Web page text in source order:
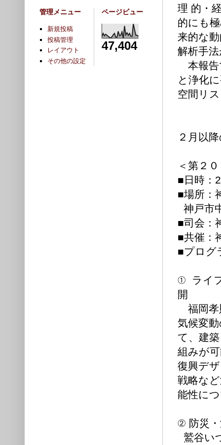
理 的・
的にも
来的な
解析手
本報告
と浄化
空間リ
２月以
＜第２
■日時：
■場所：
神戸市
■司会：
■共催：
■プログ
① ライ
開
福岡孝
気候変
て、建
組みが
復興デ
戦略な
能性に
② 防災
鷲谷い
管理メニュー
新規投稿
投稿管理
レイアウト
その他の設定
ページビュー
47,404